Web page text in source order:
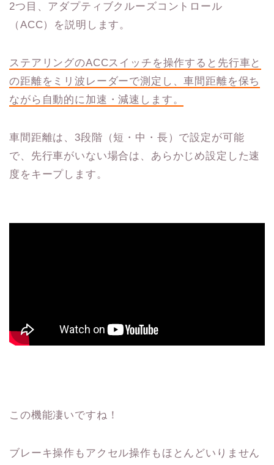
2つ目、アダプティブクルーズコントロール
（ACC）を説明します。
ステアリングのACCスイッチを操作すると先行車と
の距離をミリ波レーダーで測定し、車間距離を保ち
ながら自動的に加速・減速します。
車間距離は、3段階（短・中・長）で設定が可能
で、先行車がいない場合は、あらかじめ設定した速
度をキープします。
この機能凄いですね！
ブレーキ操作もアクセル操作もほとんどいりません